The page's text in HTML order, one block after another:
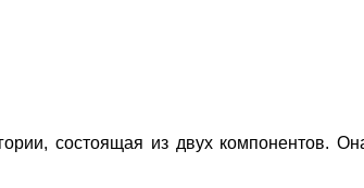
состоящая из двух компонентов.